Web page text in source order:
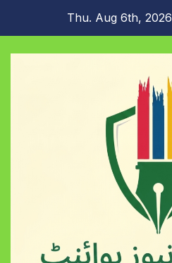
content
Thu. Aug 6th, 2026